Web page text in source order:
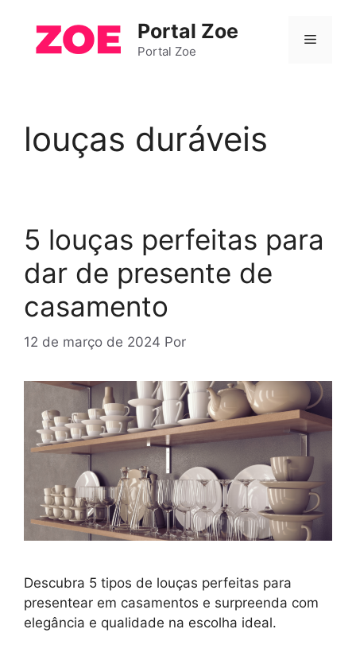
Portal Zoe
Portal Zoe
Menu
louças duráveis
5 louças perfeitas para
dar de presente de
casamento
12 de março de 2024 Por
Descubra 5 tipos de louças perfeitas para
presentear em casamentos e surpreenda com
elegância e qualidade na escolha ideal.